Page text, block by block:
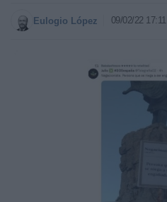
Eulogio López 09/02/22 17:11